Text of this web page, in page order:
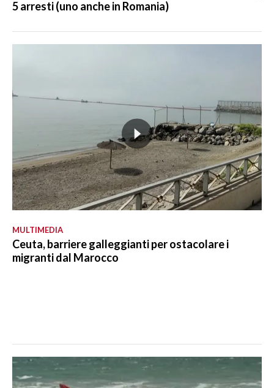
5 arresti (uno anche in Romania)
MULTIMEDIA
Ceuta, barriere galleggianti per ostacolare i
migranti dal Marocco